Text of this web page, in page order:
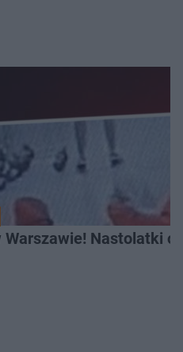
Warszawie! Nastolatki